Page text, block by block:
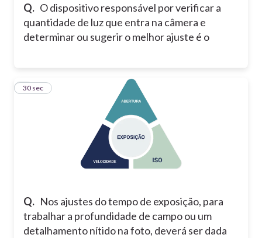
Q. O dispositivo responsável por verificar a
quantidade de luz que entra na câmera e
determinar ou sugerir o melhor ajuste é o
Q. Nos ajustes do tempo de exposição, para
trabalhar a profundidade de campo ou um
detalhamento nítido na foto, deverá ser dada
7
30 sec